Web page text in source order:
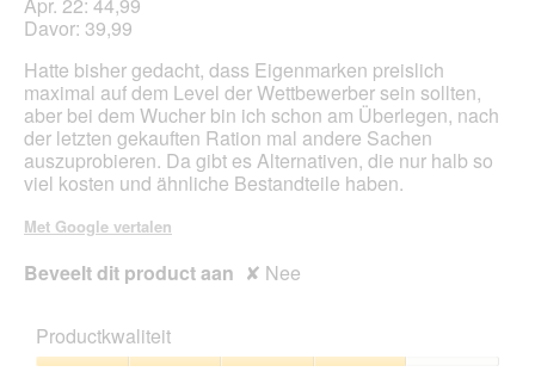
n
t
e
r
.
Davor: 39,99
Hatte bisher gedacht, dass Eigenmarken preislich
maximal auf dem Level der Wettbewerber sein sollten,
aber bei dem Wucher bin ich schon am Überlegen, nach
der letzten gekauften Ration mal andere Sachen
auszuprobieren. Da gibt es Alternativen, die nur halb so
viel kosten und ähnliche Bestandteile haben.
Met Google vertalen
Beveelt dit product aan ✘ Nee
Productkwaliteit